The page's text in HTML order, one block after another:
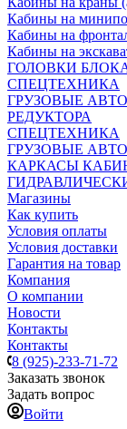
Кабины на
Кабины на
Кабины на
ГОЛОВКИ
СПЕЦТЕХНИКА
ГРУЗОВЫЕ
РЕДУКТОРА
СПЕЦТЕХНИКА
ГРУЗОВЫЕ
КАРКАСЫ
Магазины
Как купить
Условия оплаты
Условия доставки
Гарантия на товар
Компания
О компании
Новости
Контакты
Контакты
8 (925)-233-71-72
Заказать звонок
Задать вопрос
Войти